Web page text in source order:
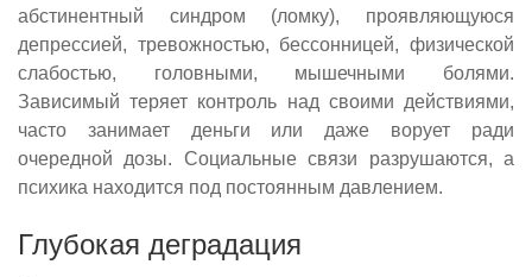
абстинентный синдром (ломку), проявляющуюся
депрессией, тревожностью, бессонницей, физической
слабостью, головными, мышечными болями.
Зависимый теряет контроль над своими действиями,
часто занимает деньги или даже ворует ради
очередной дозы. Социальные связи разрушаются, а
психика находится под постоянным давлением.
Глубокая деградация